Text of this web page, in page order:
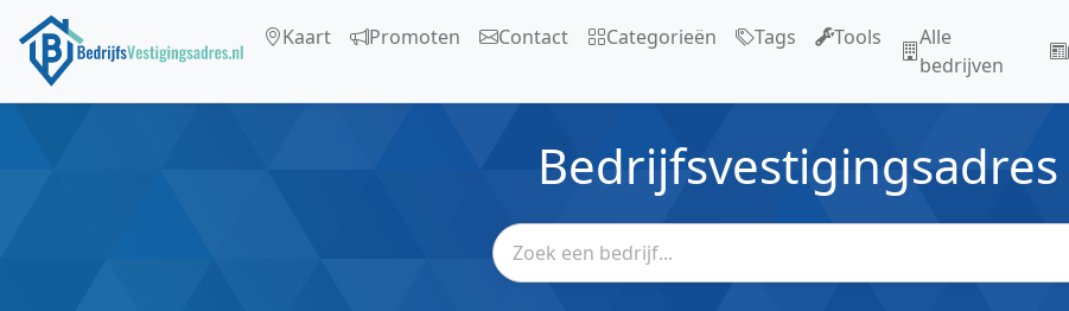
Kaart Promoten Contact Categorieën Tags Tools
Alle
bedrijven
Bedrijfsvestigingsadres